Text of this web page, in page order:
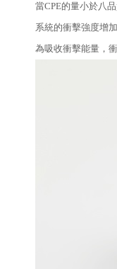
當CPE的量小於八
系統的衝擊強度增
為吸收衝擊能量，